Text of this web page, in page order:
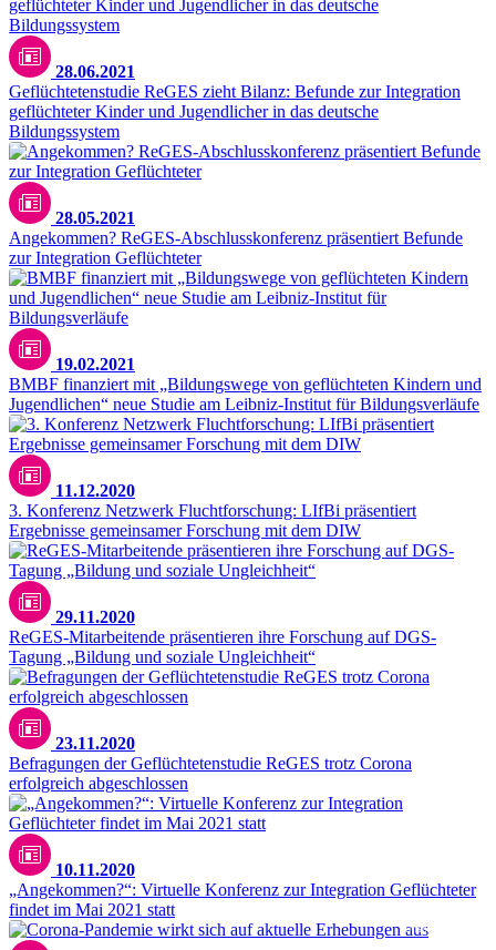
28.06.2021
Geflüchtetenstudie ReGES zieht Bilanz: Befunde zur Integration
geflüchteter Kinder und Jugendlicher in das deutsche
Bildungssystem
28.05.2021
Angekommen? ReGES-Abschlusskonferenz präsentiert Befunde
zur Integration Geflüchteter
19.02.2021
BMBF finanziert mit „Bildungswege von geflüchteten Kindern und
Jugendlichen“ neue Studie am Leibniz-Institut für Bildungsverläufe
11.12.2020
3. Konferenz Netzwerk Fluchtforschung: LIfBi präsentiert
Ergebnisse gemeinsamer Forschung mit dem DIW
29.11.2020
ReGES-Mitarbeitende präsentieren ihre Forschung auf DGS-
Tagung „Bildung und soziale Ungleichheit“
23.11.2020
Befragungen der Geflüchtetenstudie ReGES trotz Corona
erfolgreich abgeschlossen
10.11.2020
„Angekommen?“: Virtuelle Konferenz zur Integration Geflüchteter
findet im Mai 2021 statt
Unsplash / CDC